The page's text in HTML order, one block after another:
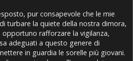
pur consapevole che le mie
turbare la quiete della nostra dimora,
opportuno rafforzare la vigilanza,
adeguati a questo genere di
in guardia le sorelle più giovani.